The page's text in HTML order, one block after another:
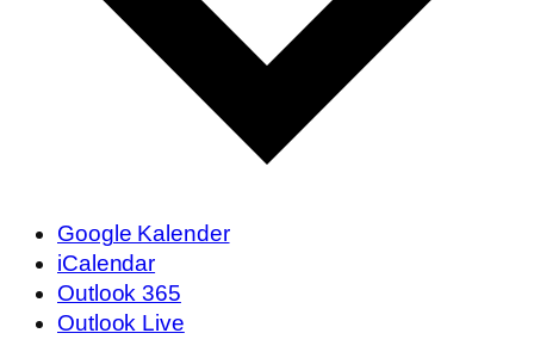
Google Kalender
iCalendar
Outlook 365
Outlook Live